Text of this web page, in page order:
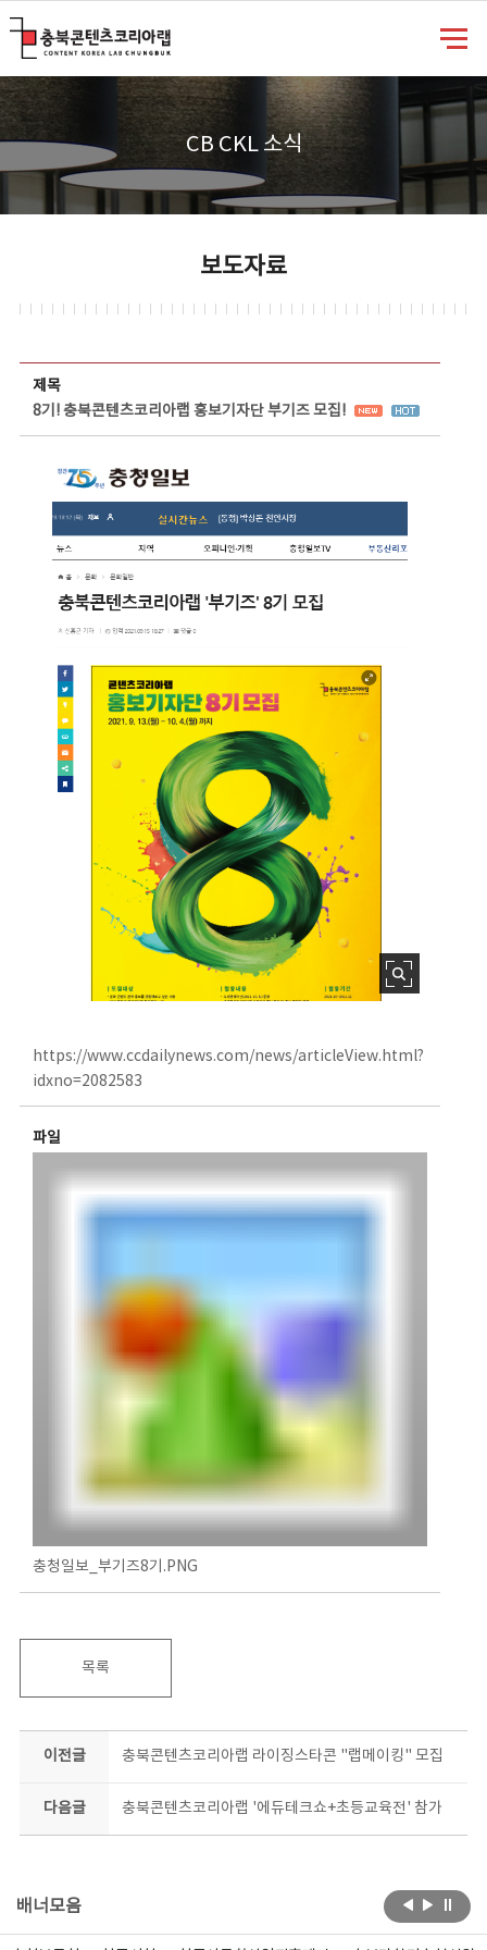
CB CKL 소식
보도자료
제목
8기! 충북콘텐츠코리아랩 홍보기자단 부기즈 모집!
https://www.ccdailynews.com/news/articleView.html?
idxno=2082583
파일
충청일보_부기즈8기.PNG
목록
이전글 충북콘텐츠코리아랩 라이징스타콘 "랩메이킹" 모집
다음글 충북콘텐츠코리아랩 '에듀테크쇼+초등교육전' 참가
배너모음